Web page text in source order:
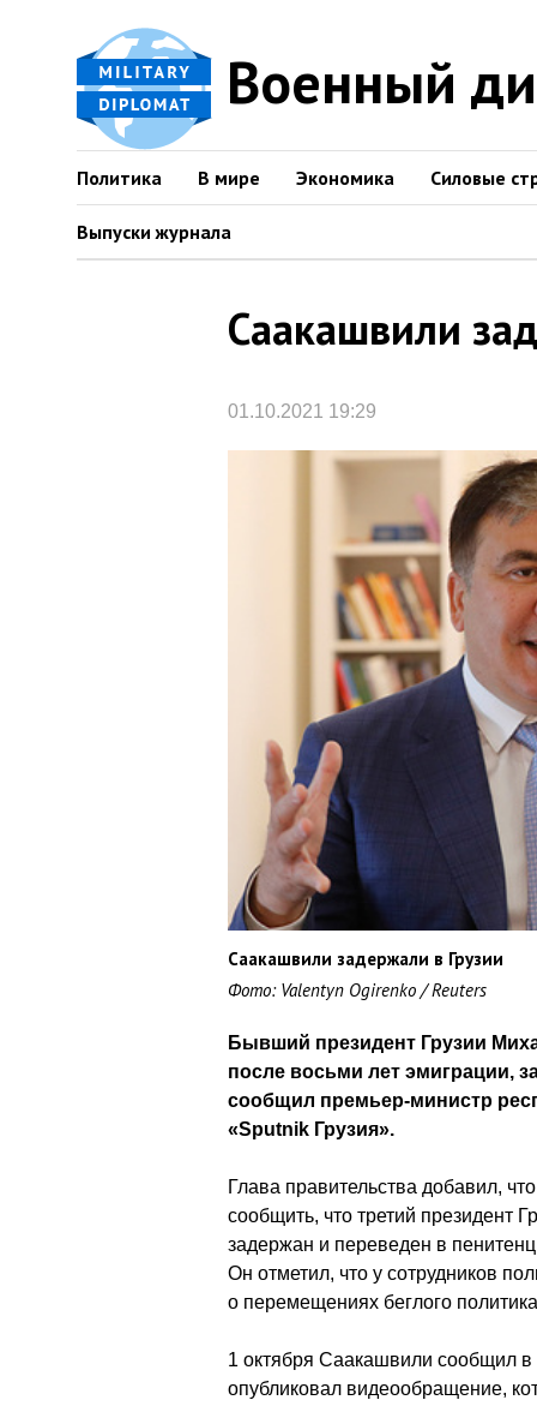
Военный
Политика В мире Экономика Силовые
Выпуски журнала
Саакашвили
01.10.2021 19:29
Саакашвили задержали в Грузии
Фото: Valentyn Ogirenko / Reuters
Бывший президент Грузии
после восьми лет эмиграции,
сообщил премьер-министр
«Sputnik Грузия».
Глава правительства добавил,
сообщить, что третий президент
задержан и переведен в
Он отметил, что у сотрудников
о перемещениях беглого
1 октября Саакашвили сообщил в
опубликовал видеообращение,